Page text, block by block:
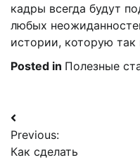
кадры всегда будут
любых
истории, которую так
Posted in Полезные
Навигация
по
Previous:
Как сделать